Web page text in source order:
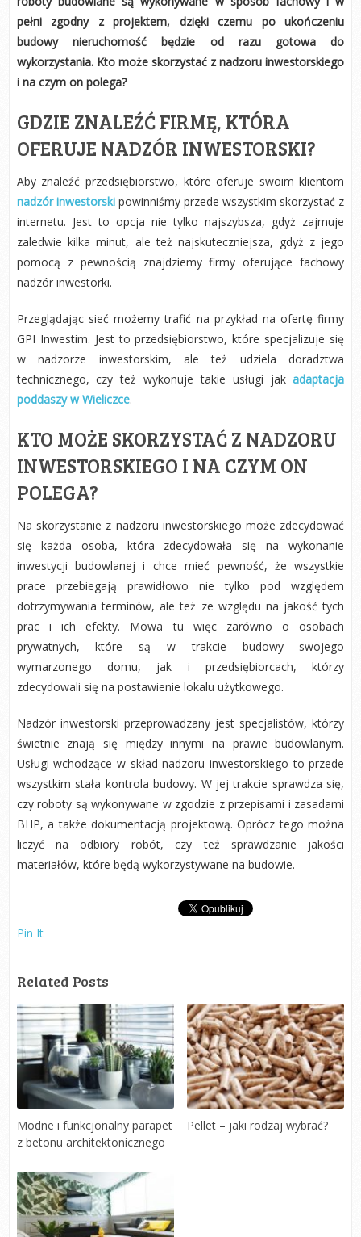
pełni zgodny z projektem, dzięki czemu po ukończeniu
budowy nieruchomość będzie od razu gotowa do
wykorzystania. Kto może skorzystać z nadzoru inwestorskiego
i na czym on polega?
GDZIE ZNALEŹĆ FIRMĘ, KTÓRA
OFERUJE NADZÓR INWESTORSKI?
Aby znaleźć przedsiębiorstwo, które oferuje swoim klientom
nadzór inwestorskipowinniśmy przede wszystkim skorzystać z
internetu. Jest to opcja nie tylko najszybsza, gdyż zajmuje
zaledwie kilka minut, ale też najskuteczniejsza, gdyż z jego
pomocą z pewnością znajdziemy firmy oferujące fachowy
nadzór inwestorki.
Przeglądając sieć możemy trafić na przykład na ofertę firmy
GPI Inwestim. Jest to przedsiębiorstwo, które specjalizuje się
w nadzorze inwestorskim, ale też udziela doradztwa
technicznego, czy też wykonuje takie usługi jakadaptacja
poddaszy w Wieliczce.
KTO MOŻE SKORZYSTAĆ Z NADZORU
INWESTORSKIEGO I NA CZYM ON
POLEGA?
Na skorzystanie z nadzoru inwestorskiego może zdecydować
się każda osoba, która zdecydowała się na wykonanie
inwestycji budowlanej i chce mieć pewność, że wszystkie
prace przebiegają prawidłowo nie tylko pod względem
dotrzymywania terminów, ale też ze względu na jakość tych
prac i ich efekty. Mowa tu więc zarówno o osobach
prywatnych, które są w trakcie budowy swojego
wymarzonego domu, jak i przedsiębiorcach, którzy
zdecydowali się na postawienie lokalu użytkowego.
Nadzór inwestorski przeprowadzany jest specjalistów, którzy
świetnie znają się między innymi na prawie budowlanym.
Usługi wchodzące w skład nadzoru inwestorskiego to przede
wszystkim stała kontrola budowy. W jej trakcie sprawdza się,
czy roboty są wykonywane w zgodzie z przepisami i zasadami
BHP, a także dokumentacją projektową. Oprócz tego można
liczyć na odbiory robót, czy też sprawdzanie jakości
materiałów, które będą wykorzystywane na budowie.
Pin It
Related Posts
Modne i funkcjonalny parapet
z betonu architektonicznego
Pellet – jaki rodzaj wybrać?